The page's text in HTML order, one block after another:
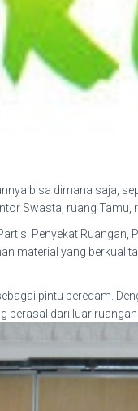
bisa dimana saja,
Swasta, ruang Tamu,
Penyekat Ruangan,
material yang
pintu peredam.
berasal dari luar ruangan.